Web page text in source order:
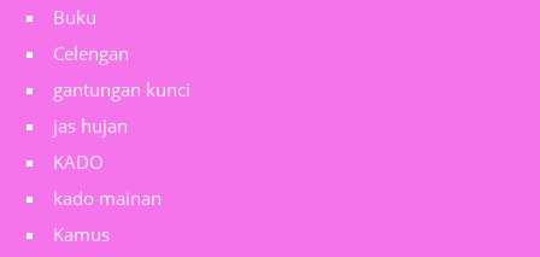
Buku
Celengan
gantungan kunci
jas hujan
KADO
kado mainan
Kamus